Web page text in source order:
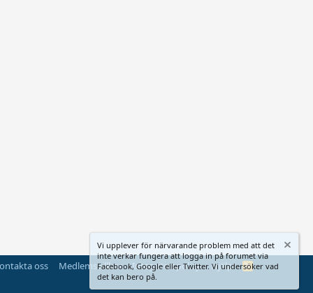
oss Medlemsvillkor Integritetspolicy Hjälp
R
Vi upplever för närvarande problem med att det
inte verkar fungera att logga in på forumet via
Facebook, Google eller Twitter. Vi undersöker vad
det kan bero på.